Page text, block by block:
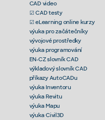
CAD video
☑ CAD testy
☑ eLearning online kurzy
výuka pro začátečníky
vývojové prostředky
výuka programování
EN-CZ slovník CAD
výkladový slovník CAD
příkazy AutoCADu
výuka Inventoru
výuka Revitu
výuka Mapu
výuka Civil3D